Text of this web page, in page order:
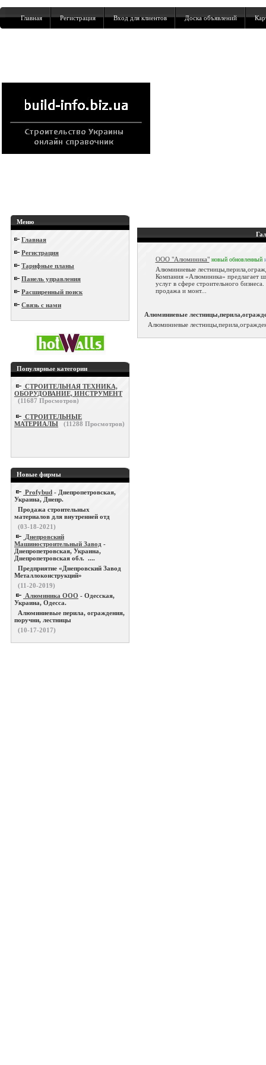
Главная Регистрация Вход для клиентов Доска объявлений
Меню
Главная
Регистрация
Тарифные планы
Панель управления
Расширенный поиск
Связь с нами
Популярные категории
СТРОИТЕЛЬНАЯ ТЕХНИКА,
ОБОРУДОВАНИЕ, ИНСТРУМЕНТ
(11687 Просмотров)
СТРОИТЕЛЬНЫЕ
МАТЕРИАЛЫ
(11288 Просмотров)
Новые фирмы
Profybud - Днепропетровская,
Украина, Днепр.
Продажа строительных
материалов для внутренней отд
(03-18-2021)
Днепровский
Машиностроительный Завод -
Днепропетровская, Украина,
Днепропетровская обл. ....
Предприятие «Днепровский Завод
Металлоконструкций»
(11-20-2019)
Алюминика ООО - Одесская,
Украина, Одесса.
Алюминиевые перила, ограждения,
поручни, лестницы
(10-17-2017)
ООО "Алюминика" новый обновленный
Алюминиевые
Компания «Алюминика» предлагает
услуг в сфере строительного
продажа и монт...
Алюминиевые
Алюминиевые